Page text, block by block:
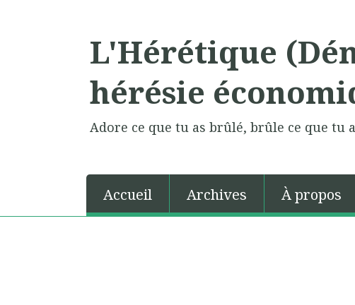
L'Hérétique
hérésie
Adore ce que tu as brûlé, brûle ce que tu
Accueil Archives À propos